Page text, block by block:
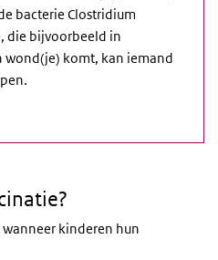
bacterie Clostridium
die bijvoorbeeld in
wond(je) komt, kan iemand
wanneer kinderen hun